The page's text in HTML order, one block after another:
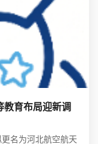
育布局迎新调
名为河北航空航天